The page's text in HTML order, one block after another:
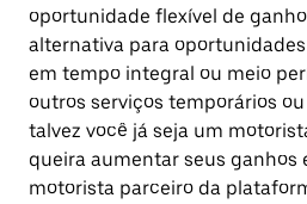
oportunidade flexível de
alternativa para
em tempo integral ou meio
outros serviços temporários ou
talvez você já seja um
queira aumentar seus ganhos
motorista parceiro da